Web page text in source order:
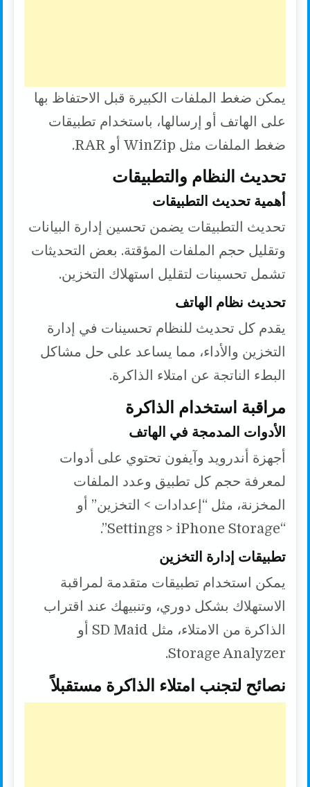
يمكن ضغط الملفات الكبيرة قبل الاحتفاظ بها
على الهاتف أو إرسالها، باستخدام تطبيقات
ضغط الملفات مثل WinZip أو RAR.
تحديث النظام والتطبيقات
أهمية تحديث التطبيقات
تحديث التطبيقات يضمن تحسين إدارة البيانات
وتقليل حجم الملفات المؤقتة. بعض التحديثات
تشمل تحسينات لتقليل استهلاك التخزين.
تحديث نظام الهاتف
يقدم كل تحديث للنظام تحسينات في إدارة
التخزين والأداء، مما يساعد على حل مشاكل
البطء الناتجة عن امتلاء الذاكرة.
مراقبة استخدام الذاكرة
الأدوات المدمجة في الهاتف
أجهزة أندرويد وآيفون تحتوي على أدوات
لمعرفة حجم كل تطبيق وعدد الملفات
المخزنة، مثل “إعدادات > التخزين” أو
“Settings > iPhone Storage”.
تطبيقات إدارة التخزين
يمكن استخدام تطبيقات متقدمة لمراقبة
الاستهلاك بشكل دوري، وتنبيهك عند اقتراب
الذاكرة من الامتلاء، مثل SD Maid أو
Storage Analyzer.
نصائح لتجنب امتلاء الذاكرة مستقبلاً